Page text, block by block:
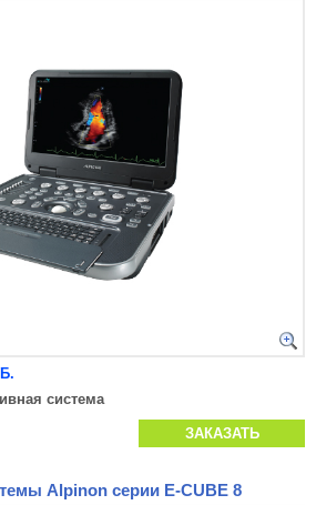
система
ЗАКАЗАТЬ
Alpinon серии E-CUBE 8